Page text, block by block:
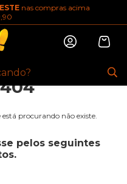
compra
Abrir
nas compras acima
procurando não existe.
pelos seguintes